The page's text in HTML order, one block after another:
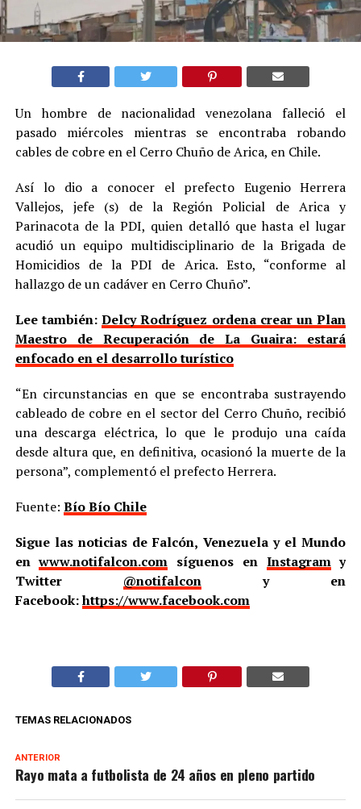
Un hombre de nacionalidad venezolana falleció el
pasado miércoles mientras se encontraba robando
cables de cobre en el Cerro Chuño de Arica, en Chile.
Así lo dio a conocer el prefecto Eugenio Herrera
Vallejos, jefe (s) de la Región Policial de Arica y
Parinacota de la PDI, quien detalló que hasta el lugar
acudió un equipo multidisciplinario de la Brigada de
Homicidios de la PDI de Arica. Esto, “conforme al
hallazgo de un cadáver en Cerro Chuño”.
Lee también:Delcy Rodríguez ordena crear un Plan
Maestro de Recuperación de La Guaira: estará
enfocado en el desarrollo turístico
“En circunstancias en que se encontraba sustrayendo
cableado de cobre en el sector del Cerro Chuño, recibió
una descarga eléctrica, lo que le produjo una caída
desde altura que, en definitiva, ocasionó la muerte de la
persona”, complementó el prefecto Herrera.
Fuente: Bío Bío Chile
Sigue las noticias de Falcón, Venezuela y el Mundo
enwww.notifalcon.com síguenos en Instagramy
Twitter @notifalcony en
Facebook:https://www.facebook.com
TEMAS RELACIONADOS
ANTERIOR
Rayo mata a futbolista de 24 años en pleno partido